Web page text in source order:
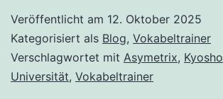
Veröffentlicht am 12. Oktober 2025
Kategorisiert als Blog, Vokabeltrainer
Verschlagwortet mit Asymetrix, Kyosho
Universität, Vokabeltrainer